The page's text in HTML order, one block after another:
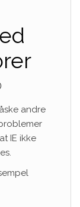
andre
IE ikke